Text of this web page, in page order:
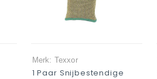
Merk: Texxor
1 Paar Snijbestendige